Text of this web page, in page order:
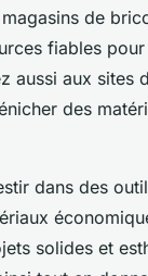
de
fiables
aussi aux sites
des
dans des
solides et